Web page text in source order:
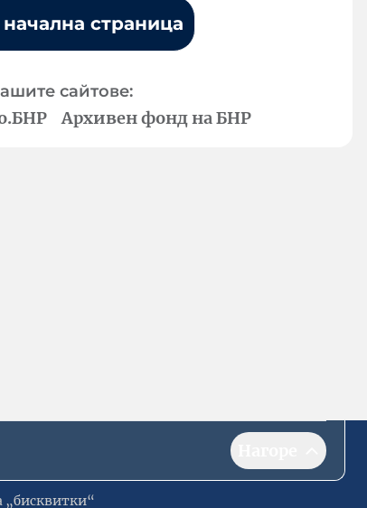
страница
сайтове:
Архивен фонд на БНР
„бисквитки“